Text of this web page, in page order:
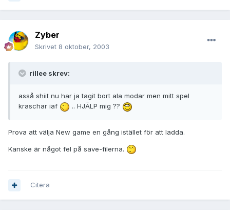
Zyber
Skrivet 8 oktober, 2003
rillee skrev:
asså shiit nu har ja tagit bort ala modar men mitt spel
kraschar iaf
.. HJÄLP mig ??
Prova att välja New game en gång istället för att ladda.
Kanske är något fel på save-filerna.
Citera